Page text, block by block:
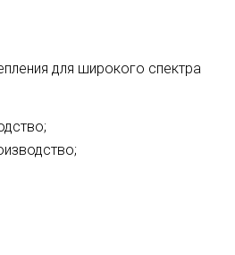
для широкого спектра